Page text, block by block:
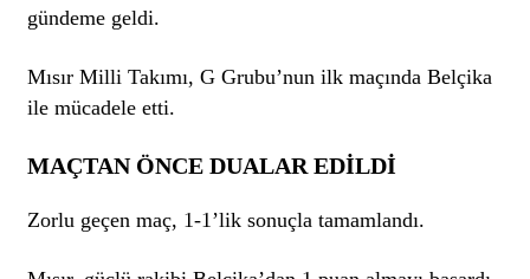
gündeme geldi.
Mısır Milli Takımı, G Grubu’nun ilk maçında Belçika
ile mücadele etti.
MAÇTAN ÖNCE DUALAR EDİLDİ
Zorlu geçen maç, 1-1’lik sonuçla tamamlandı.